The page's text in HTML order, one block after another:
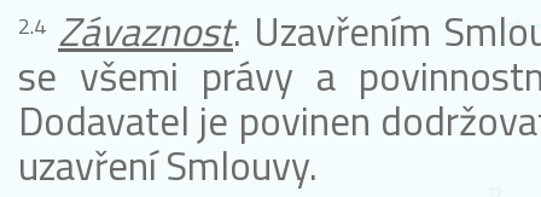
Závaznost. Uzavřením
se všemi právy a
Dodavatel je povinen
uzavření Smlouvy.